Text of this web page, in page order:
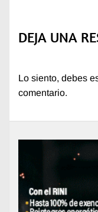
DEJA UNA
Lo siento, debes
comentario.